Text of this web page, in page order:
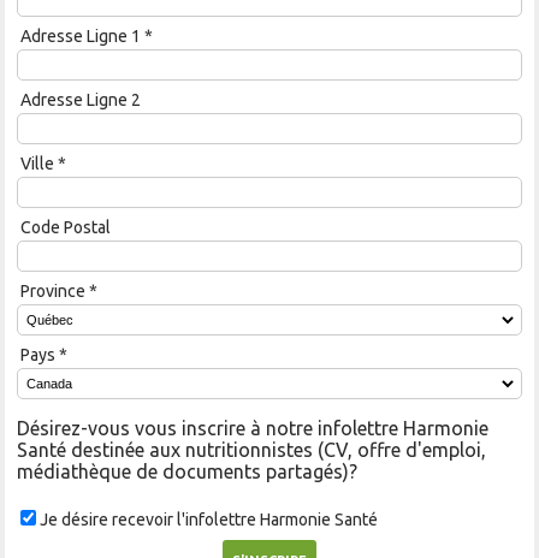
Adresse Ligne 1 *
Adresse Ligne 2
Ville *
Code Postal
Province *
Pays *
Désirez-vous vous inscrire à notre infolettre Harmonie
Santé destinée aux nutritionnistes (CV, offre d'emploi,
médiathèque de documents partagés)?
Je désire recevoir l'infolettre Harmonie Santé